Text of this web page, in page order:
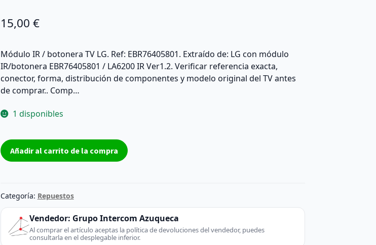
15,00 €
Módulo IR / botonera TV LG. Ref: EBR76405801. Extraído de: LG con módulo
IR/botonera EBR76405801 / LA6200 IR Ver1.2. Verificar referencia exacta,
conector, forma, distribución de componentes y modelo original del TV antes
de comprar.. Comp…
1 disponibles
Módulo
IR
TV
EBR76405801
LG
(TV
Añadir al carrito de la compra
Categoría: Repuestos
Vendedor: Grupo Intercom Azuqueca
Al comprar el artículo aceptas la política de devoluciones del vendedor, puedes
consultarla en el desplegable inferior.